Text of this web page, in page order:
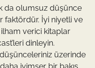
da olumsuz düşünce
faktördür. İyi niyetli ve
verici kitaplar
dinleyin.
üzerinde
iyimser bir bakış